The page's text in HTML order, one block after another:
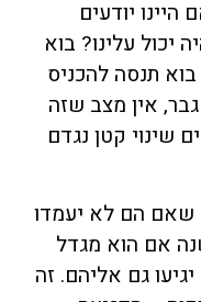
יודעים
יכול עלינו? בוא
תנסה להכניס
אין מצב שזה
שינוי קטן נגדם
שאם הם לא יעמדו
אם הוא מגדל
גם אליהם. זה